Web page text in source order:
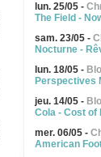
lun. 25/05 -
The Field -
sam. 23/05 -
Nocturne -
lun. 18/05 -
Perspectives
jeu. 14/05 -
Cola - Cost
mer. 06/05 -
American